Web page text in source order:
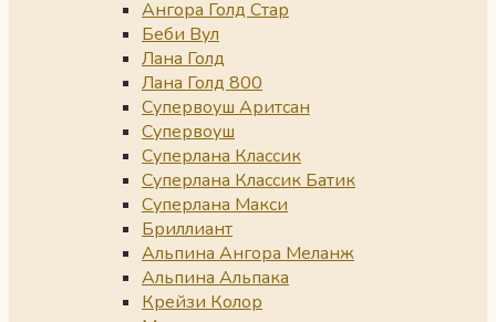
Ангора Голд Стар
Беби Вул
Лана Голд
Лана Голд 800
Супервоуш Аритсан
Супервоуш
Суперлана Классик
Суперлана Классик Батик
Суперлана Макси
Бриллиант
Альпина Ангора Меланж
Альпина Альпака
Крейзи Колор